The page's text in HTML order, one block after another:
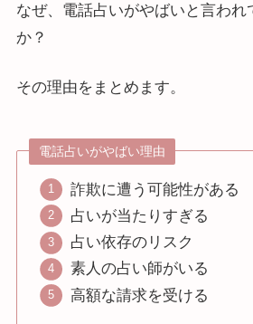
なぜ、電話占いがやばいと言われ
か？
その理由をまとめます。
電話占いがやばい理由
詐欺に遭う可能性がある
占いが当たりすぎる
占い依存のリスク
素人の占い師がいる
高額な請求を受ける